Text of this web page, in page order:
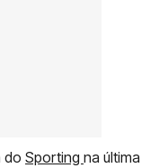
do Sporting na última